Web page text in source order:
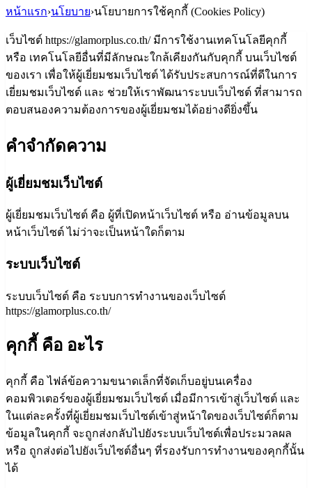
หน้าแรก›นโยบาย›นโยบายการใช้คุกกี้ (Cookies Policy)
เว็บไซต์ https://glamorplus.co.th/ มีการใช้งานเทคโนโลยีคุกกี้
หรือ เทคโนโลยีอื่นที่มีลักษณะใกล้เคียงกันกับคุกกี้ บนเว็บไซต์
ของเรา เพื่อให้ผู้เยี่ยมชมเว็บไซต์ ได้รับประสบการณ์ที่ดีในการ
เยี่ยมชมเว็บไซต์ และ ช่วยให้เราพัฒนาระบบเว็บไซต์ ที่สามารถ
ตอบสนองความต้องการของผู้เยี่ยมชมได้อย่างดียิ่งขึ้น
คำจำกัดความ
ผู้เยี่ยมชมเว็บไซต์
ผู้เยี่ยมชมเว็บไซต์ คือ ผู้ที่เปิดหน้าเว็บไซต์ หรือ อ่านข้อมูลบน
หน้าเว็บไซต์ ไม่ว่าจะเป็นหน้าใดก็ตาม
ระบบเว็บไซต์
ระบบเว็บไซต์ คือ ระบบการทำงานของเว็บไซต์
https://glamorplus.co.th/
คุกกี้ คือ อะไร
คุกกี้ คือ ไฟล์ข้อความขนาดเล็กที่จัดเก็บอยู่บนเครื่อง
คอมพิวเตอร์ของผู้เยี่ยมชมเว็บไซต์ เมื่อมีการเข้าสู่เว็บไซต์ และ
ในแต่ละครั้งที่ผู้เยี่ยมชมเว็บไซต์เข้าสู่หน้าใดของเว็บไซต์ก็ตาม
ข้อมูลในคุกกี้ จะถูกส่งกลับไปยังระบบเว็บไซต์เพื่อประมวลผล
หรือ ถูกส่งต่อไปยังเว็บไซต์อื่นๆ ที่รองรับการทำงานของคุกกี้นั้น
ได้